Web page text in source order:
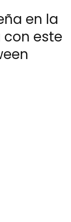
en la
este